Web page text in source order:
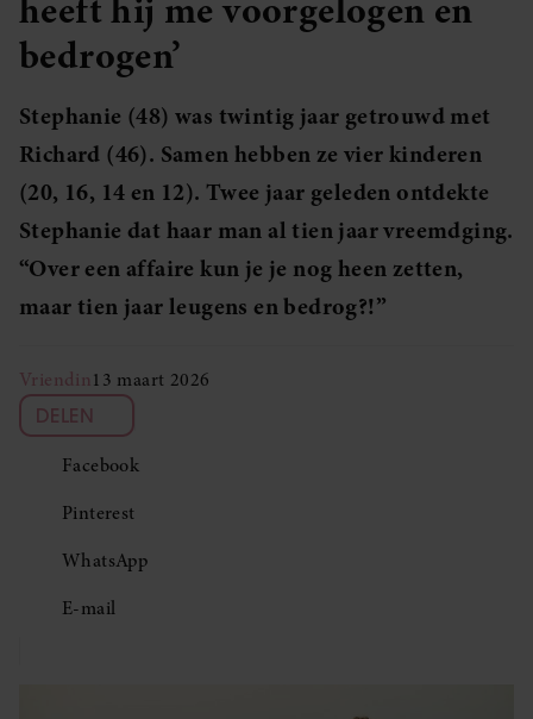
bedrogen’
Stephanie (48) was twintig jaar getrouwd met
Richard (46). Samen hebben ze vier kinderen
(20, 16, 14 en 12). Twee jaar geleden ontdekte
Stephanie dat haar man al tien jaar vreemdging.
“Over een affaire kun je je nog heen zetten,
maar tien jaar leugens en bedrog?!”
Vriendin13 maart 2026
DELEN
Facebook
Pinterest
WhatsApp
E-mail